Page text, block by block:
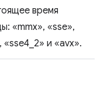
время
«mmx», «sse»,
«sse4_2» и «avx».